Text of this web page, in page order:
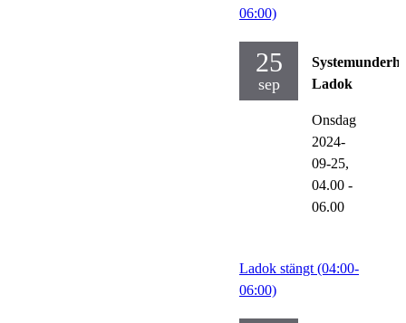
06:00)
25
sep
Ladok
Onsdag
2024-
09-25,
04.00 -
06.00
Ladok stängt (04:00-
06:00)